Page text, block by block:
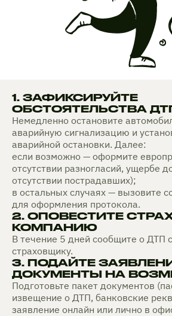
1. ЗАФИКСИРУЙТЕ
ОБСТОЯТЕЛЬСТВА
Немедленно остановите
аварийную сигнализацию и
аварийной остановки. Далее:
если возможно — оформите
отсутствии разногласий, ущербе
отсутствии пострадавших);
в остальных случаях — вызовите
для оформления протокола.
2. ОПОВЕСТИТЕ
КОМПАНИЮ
В течение 5 дней сообщите о ДТП
страховщику.
3. ПОДАЙТЕ
ДОКУМЕНТЫ НА
Подготовьте пакет документов
извещение о ДТП, банковские
заявление онлайн или лично в